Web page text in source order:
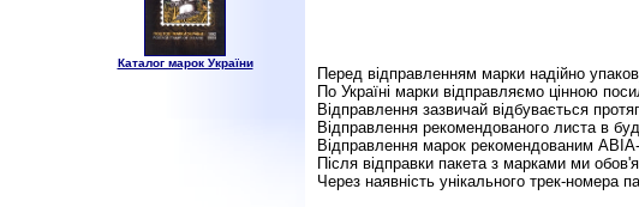
Каталог марок України
Перед відправленням марки надійно
По Україні марки відправляємо цінною
Відправлення зазвичай відбувається
Відправлення рекомендованого листа в
Відправлення марок рекомендованим
Після відправки пакета з марками ми
Через наявність унікального трек-номера